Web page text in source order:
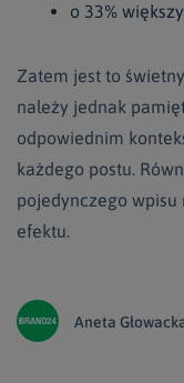
o 33%
Zatem jest to
należy jednak
odpowiednim
każdego postu.
pojedynczego
efektu.
Aneta